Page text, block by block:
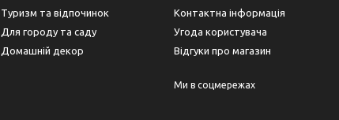
Туризм та відпочинок
Для городу та саду
Домашній декор
Контактна інформація
Угода користувача
Відгуки про магазин
Ми в соцмережах